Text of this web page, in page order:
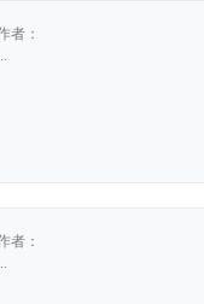
者：
者：